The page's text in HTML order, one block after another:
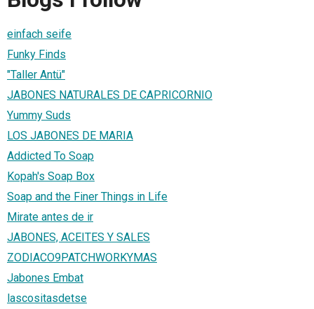
einfach seife
Funky Finds
"Taller Antü"
JABONES NATURALES DE CAPRICORNIO
Yummy Suds
LOS JABONES DE MARIA
Addicted To Soap
Kopah's Soap Box
Soap and the Finer Things in Life
Mirate antes de ir
JABONES, ACEITES Y SALES
ZODIACO9PATCHWORKYMAS
Jabones Embat
lascositasdetse